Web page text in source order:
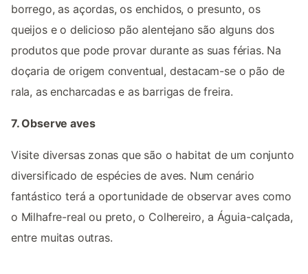
borrego, as açordas, os enchidos, o presunto, os
queijos e o delicioso pão alentejano são alguns dos
produtos que pode provar durante as suas férias. Na
doçaria de origem conventual, destacam-se o pão de
rala, as encharcadas e as barrigas de freira.
7. Observe aves
Visite diversas zonas que são o habitat de um conjunto
diversificado de espécies de aves. Num cenário
fantástico terá a oportunidade de observar aves como
o Milhafre-real ou preto, o Colhereiro, a Águia-calçada,
entre muitas outras.